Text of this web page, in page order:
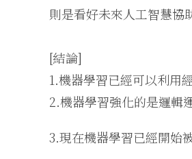
則是看好未來人工智慧協
[結論]
1.機器學習已經可以利用
2.機器學習強化的是邏輯
3.現在機器學習已經開始